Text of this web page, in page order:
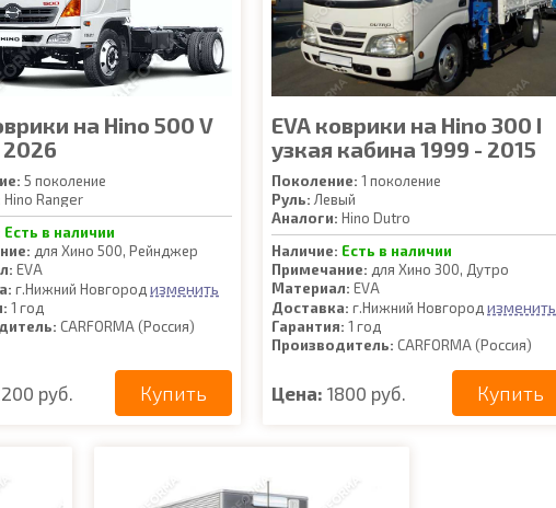
на Hino 500 V
2026
5 поколение
Hino Ranger
Есть в наличии
для Хино 500, Рейнджер
EVA
г.Нижний Новгород изменить
1 год
CARFORMA (Россия)
руб. Купить
EVA коврики на Hino 300 I
узкая кабина 1999 - 2015
Поколение: 1 поколение
Руль: Левый
Аналоги: Hino Dutro
Наличие: Есть в наличии
Примечание: для Хино 300, Дутро
Материал: EVA
Доставка: г.Нижний Новгород изменить
Гарантия: 1 год
Производитель: CARFORMA (Россия)
Цена: 1800 руб. Купить